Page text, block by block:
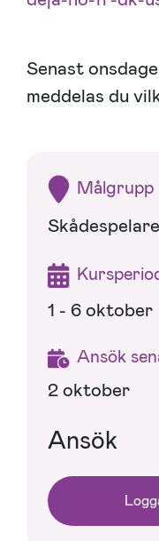
Senast
meddelas du
Målgrupp
Skådespelare
1 - 6 oktober
Ansök
2 oktober
Ansök